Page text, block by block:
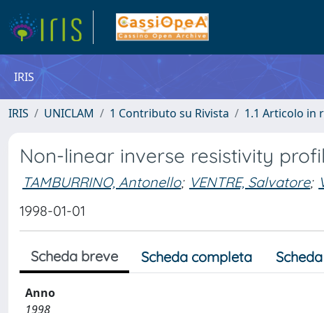
IRIS
IRIS UNICLAM 1 Contributo su Rivista 1.1 Articolo in
Non-linear inverse resistivity
TAMBURRINO, Antonello; VENTRE, Salvatore;
1998-01-01
Scheda breve Scheda completa
Anno
1998